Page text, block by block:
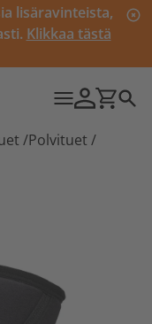
lisäravinteista,
Klikkaa tästä
/Polvituet /